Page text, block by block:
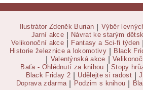
Ilustrátor Zdeněk Burian Výběr
Jarní akce Návrat ke starým
Velikonoční akce Fantasy a Sci-fi týden
Historie železnice a lokomotivy Black
Valentýnská akce
Baťa - Ohlédnutí za knihou Stopy
Black Friday 2 Udělejte si radost
Doprava zdarma Podzim s knihou